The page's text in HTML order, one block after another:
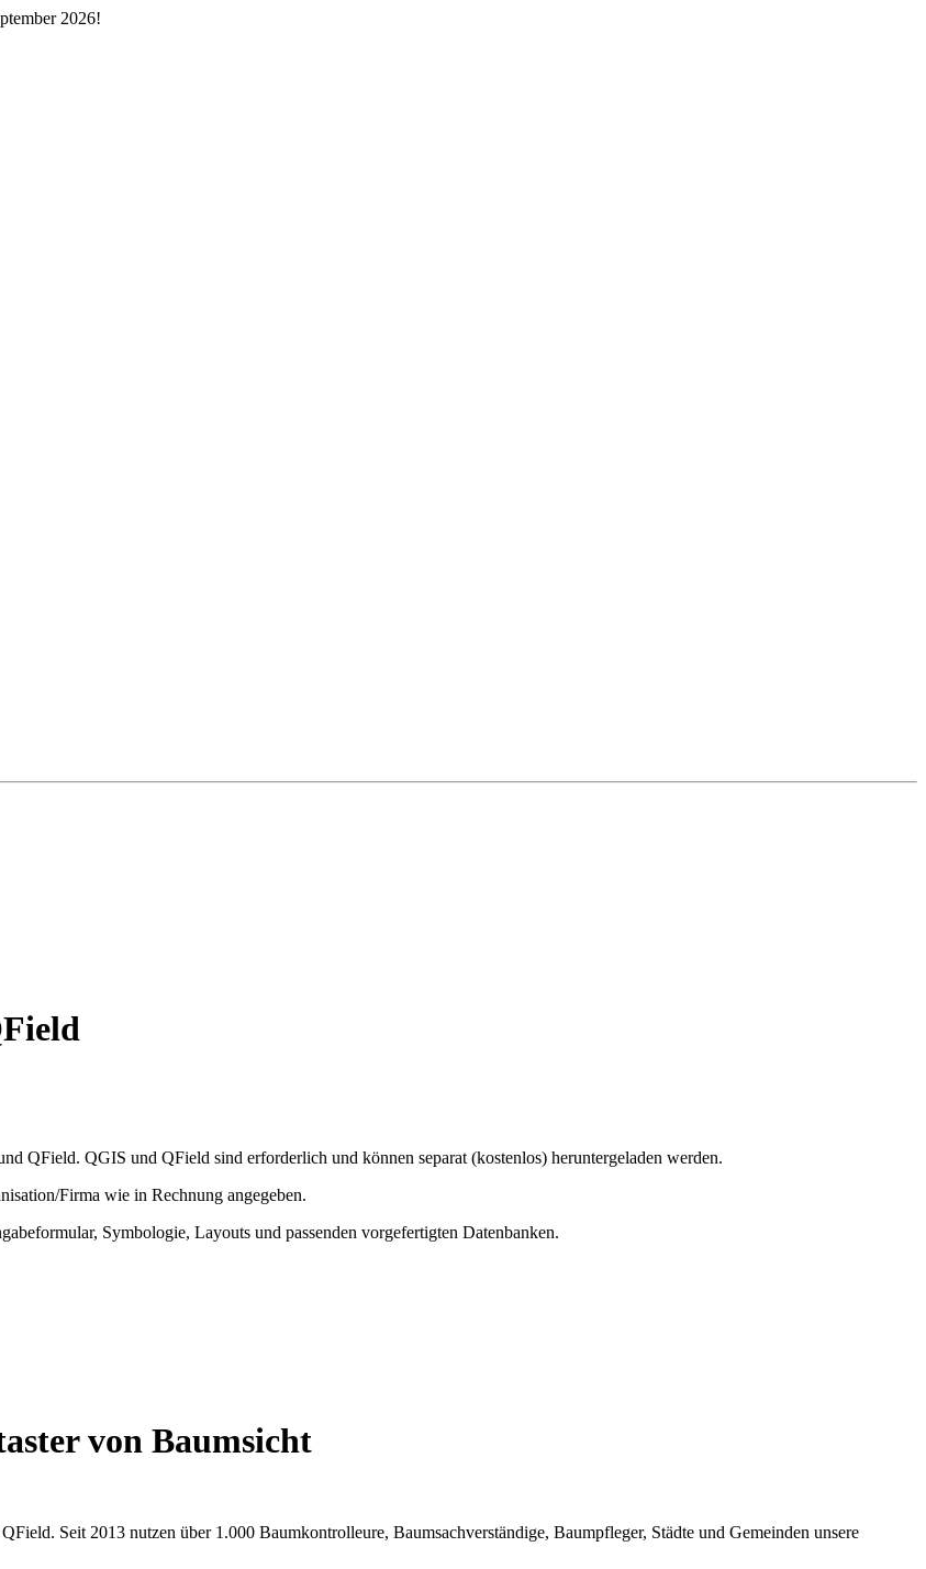
2026!
QField. QGIS und QField sind erforderlich und können separat (kostenlos) heruntergeladen werden.
Firma wie in Rechnung angegeben.
Symbologie, Layouts und passenden vorgefertigten Datenbanken.
von Baumsicht
Seit 2013 nutzen über 1.000 Baumkontrolleure, Baumsachverständige, Baumpfleger, Städte und Gemeinden unsere